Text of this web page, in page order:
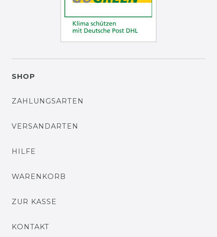
SHOP
ZAHLUNGSARTEN
VERSANDARTEN
HILFE
WARENKORB
ZUR KASSE
KONTAKT